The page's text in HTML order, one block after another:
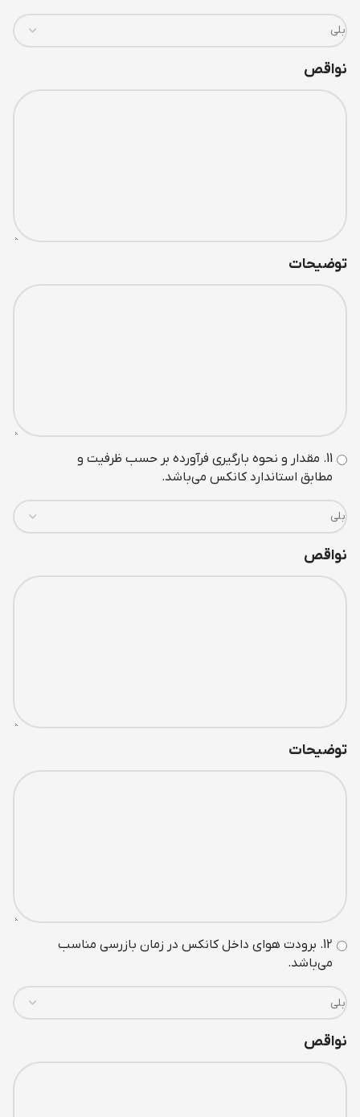
نواقص
توضیحات
11. مقدار و نحوه بارگيری فرآورده بر حسب ظرفيت و
مطابق استاندارد کانکس می‌باشد.
نواقص
توضیحات
12. برودت هوای داخل کانکس در زمان بازرسی مناسب
می‌باشد.
نواقص